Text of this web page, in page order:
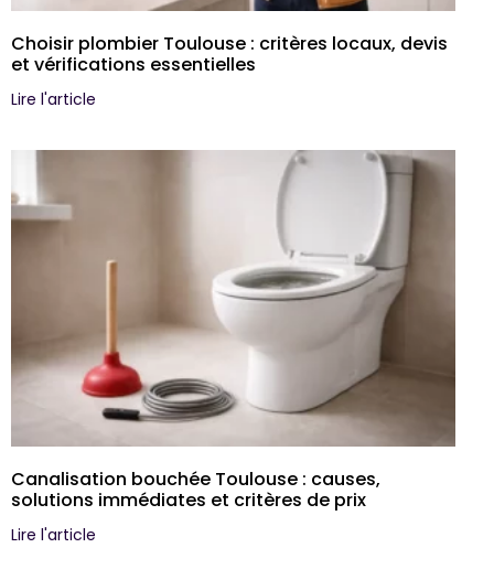
Choisir plombier Toulouse : critères locaux, devis
et vérifications essentielles
Lire l'article
Canalisation bouchée Toulouse : causes,
solutions immédiates et critères de prix
Lire l'article